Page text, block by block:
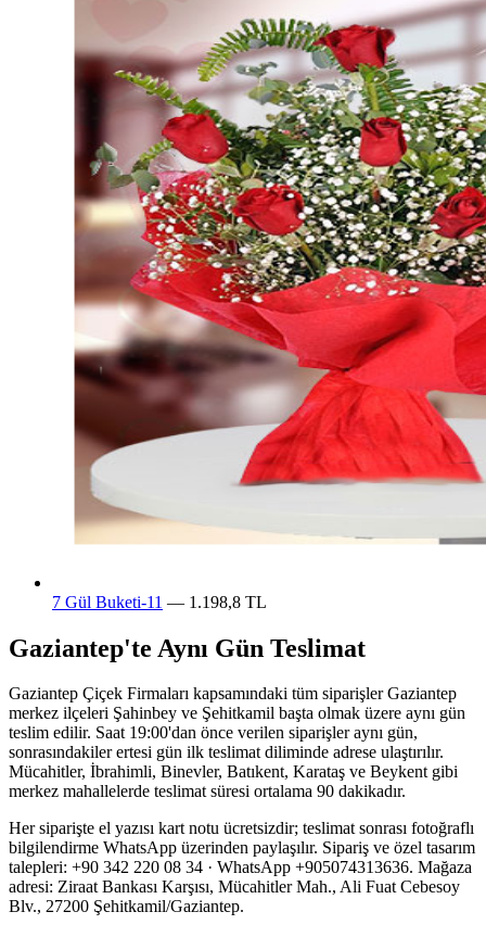
7 Gül Buketi-11 — 1.198,8 TL
Gaziantep'te Aynı Gün Teslimat
Gaziantep Çiçek Firmaları kapsamındaki tüm siparişler Gaziantep
merkez ilçeleri Şahinbey ve Şehitkamil başta olmak üzere aynı gün
teslim edilir. Saat 19:00'dan önce verilen siparişler aynı gün,
sonrasındakiler ertesi gün ilk teslimat diliminde adrese ulaştırılır.
Mücahitler, İbrahimli, Binevler, Batıkent, Karataş ve Beykent gibi
merkez mahallelerde teslimat süresi ortalama 90 dakikadır.
Her siparişte el yazısı kart notu ücretsizdir; teslimat sonrası fotoğraflı
bilgilendirme WhatsApp üzerinden paylaşılır. Sipariş ve özel tasarım
talepleri: +90 342 220 08 34 · WhatsApp +905074313636. Mağaza
adresi: Ziraat Bankası Karşısı, Mücahitler Mah., Ali Fuat Cebesoy
Blv., 27200 Şehitkamil/Gaziantep.